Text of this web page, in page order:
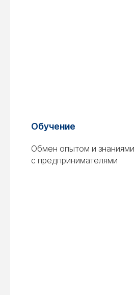
Обучение
Обмен опытом и знаниями
с предпринимателями